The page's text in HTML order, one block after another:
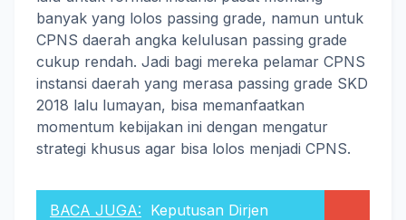
banyak yang lolos passing grade, namun untuk
CPNS daerah angka kelulusan passing grade
cukup rendah. Jadi bagi mereka pelamar CPNS
instansi daerah yang merasa passing grade SKD
2018 lalu lumayan, bisa memanfaatkan
momentum kebijakan ini dengan mengatur
strategi khusus agar bisa lolos menjadi CPNS.
BACA JUGA: Keputusan Dirjen